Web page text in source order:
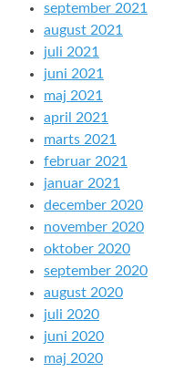
september 2021
august 2021
juli 2021
juni 2021
maj 2021
april 2021
marts 2021
februar 2021
januar 2021
december 2020
november 2020
oktober 2020
september 2020
august 2020
juli 2020
juni 2020
maj 2020